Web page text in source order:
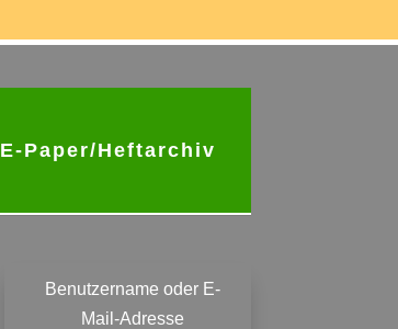
E-Paper/Heftarchiv
Anmeldung
Benutzername oder E-
Mail-Adresse